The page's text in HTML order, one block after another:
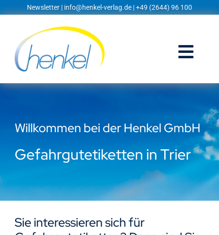
Inhalt
Newsletter | info@henkel-verlag.de | +49 (2644) 96 100
Startseite
Techniklexikon
Kontakt
Willkommen bei der Henkel GmbH
Gefahrgutetiketten in Trier
Sie interessieren sich für